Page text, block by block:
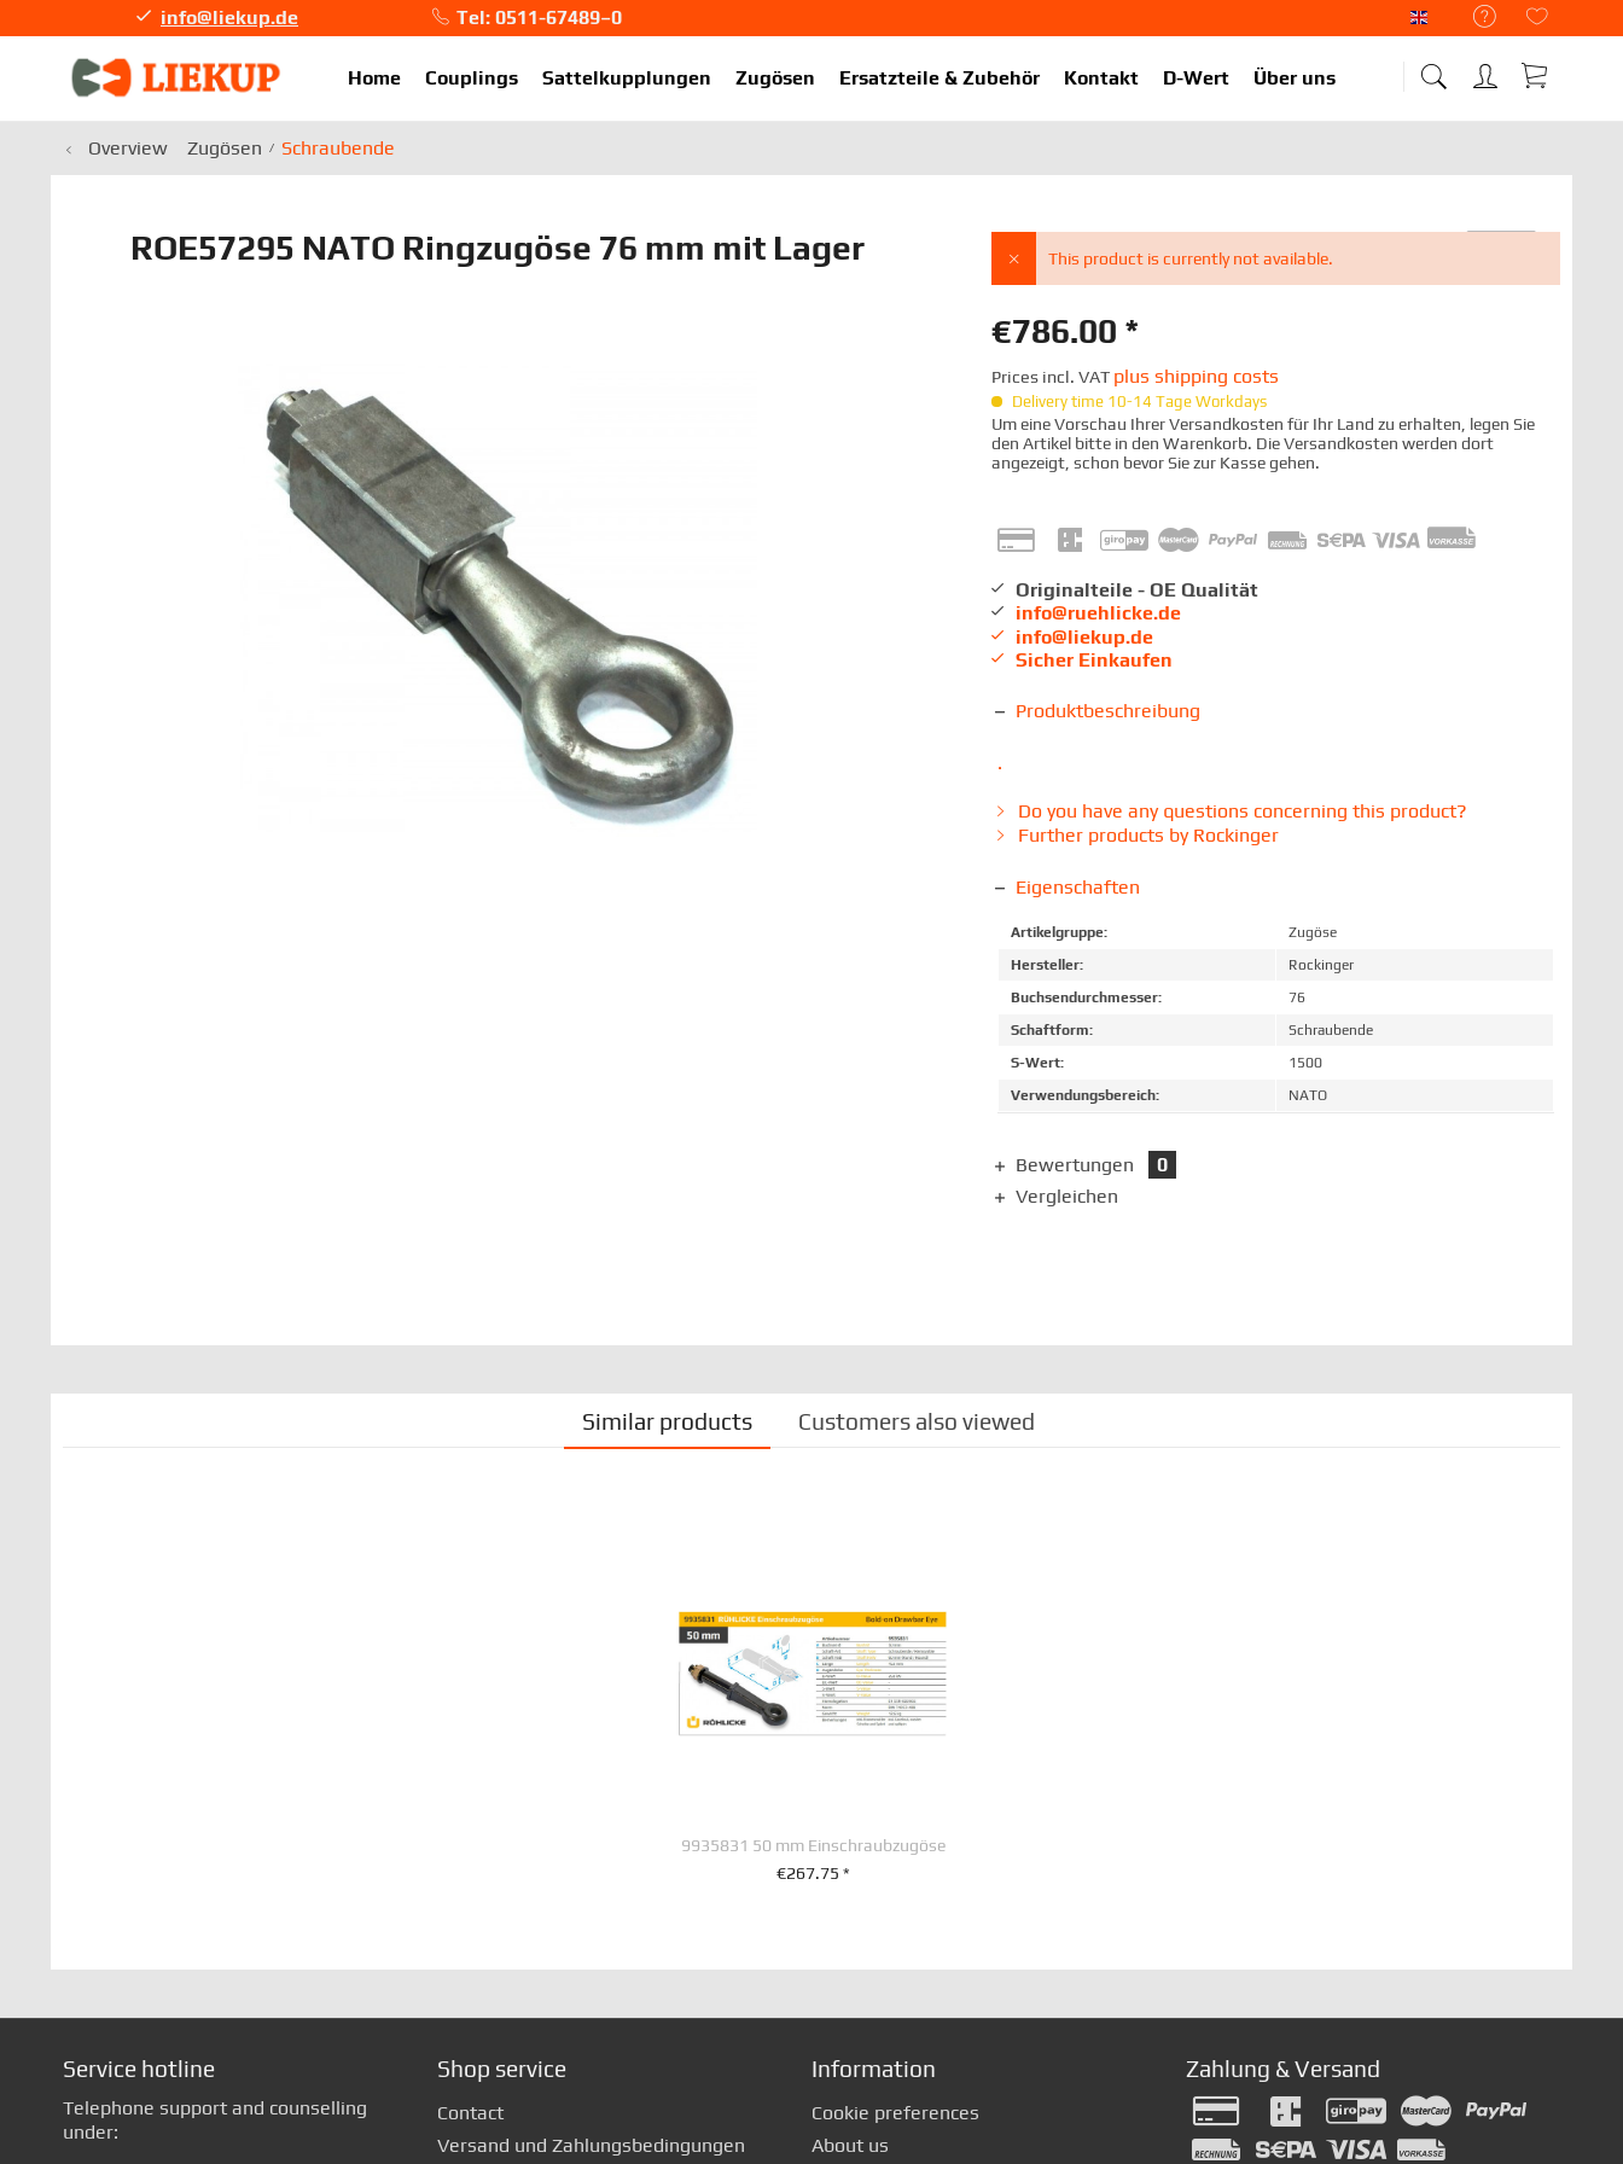
Liekup Englisch
info@liekup.de
Tel: 0511-67489–0
Home
Couplings Sattelkupplungen Zugösen Ersatzteile & Zubehör Kontakt D-Wert Über uns
Overview Zugösen Schraubende
ROE57295 NATO Ringzugöse 76 mm mit Lager This product is currently not available.
€786.00 *
Prices incl. VAT plus shipping costs
Delivery time 10-14 Tage Workdays
Um eine Vorschau Ihrer Versandkosten für Ihr Land zu erhalten, legen Sie
den Artikel bitte in den Warenkorb. Die Versandkosten werden dort
angezeigt, schon bevor Sie zur Kasse gehen.
Originalteile - OE Qualität
info@ruehlicke.de
info@liekup.de
Sicher Einkaufen
Produktbeschreibung
.
Do you have any questions concerning this product?
Further products by Rockinger
Eigenschaften
Artikelgruppe:
Zugöse
Hersteller:
Rockinger
Buchsendurchmesser:
76
Schaftform:
Schraubende
S-Wert:
1500
Verwendungsbereich:
NATO
Bewertungen
0
Vergleichen
Similar products Customers also viewed
9935831 50 mm Einschraubzugöse
€267.75 *
Service hotline
Telephone support and counselling
under:
Shop service
Contact
Versand und Zahlungsbedingungen
Information
Cookie preferences
About us
Zahlung & Versand